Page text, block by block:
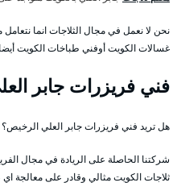
نحن لا نعمل في مجال الثلاجات انما نتعامل
غسالات الكويت أوفني طباخات الكويت
فني فريزرات جابر
هل تريد فني فريزرات جابر العلي الرخيص؟
شركتنا الحاصلة على الريادة في مجال
ثلاجات الكويت مثالي وقادر على معالجة